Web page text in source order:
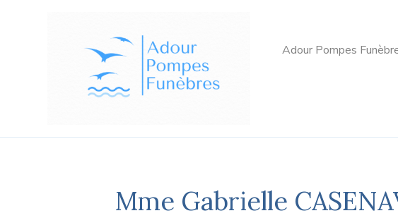
Adour Pompes
Mme Gabrielle